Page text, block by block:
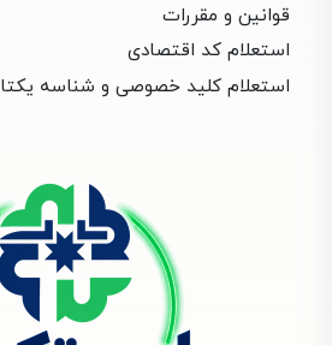
قوانین و مقررات
استعلام کد اقتصادی
استعلام کلید خصوصی و شناسه یکتا